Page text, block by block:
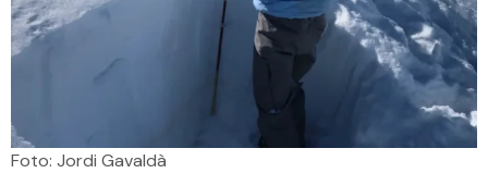
Foto: Jordi Gavaldà